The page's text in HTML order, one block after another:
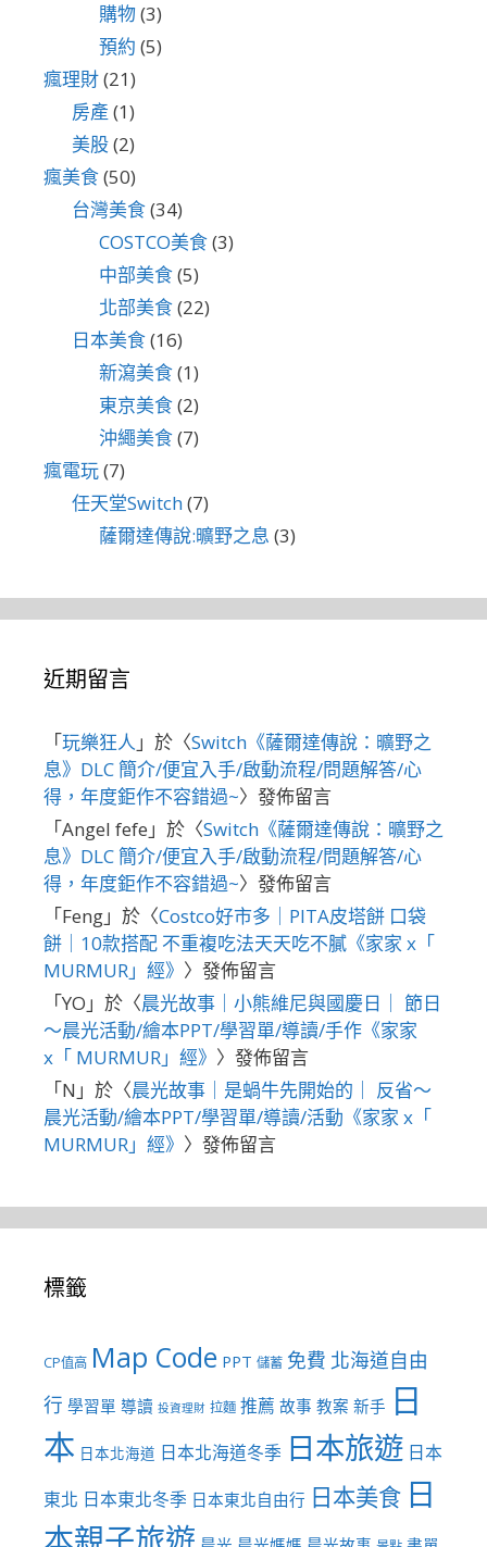
購物(3)
預約 (5)
瘋理財(21)
房產 (1)
美股(2)
瘋美食(50)
台灣美食(34)
COSTCO美食(3)
中部美食(5)
北部美食(22)
日本美食(16)
新瀉美食(1)
東京美食(2)
沖繩美食(7)
瘋電玩(7)
任天堂Switch(7)
薩爾達傳說:曠野之息 (3)
近期留言
「玩樂狂人 」於〈Switch《薩爾達傳說：曠野之
息》DLC 簡介/便宜入手/啟動流程/問題解答/心
得，年度鉅作不容錯過~〉發佈留言
「Angel fefe 」於〈Switch《薩爾達傳說：曠野之
息》DLC 簡介/便宜入手/啟動流程/問題解答/心
得，年度鉅作不容錯過~〉發佈留言
「Feng」於〈Costco好市多｜PITA皮塔餅 口袋
餅｜10款搭配 不重複吃法天天吃不膩《家家 x「
MURMUR」經》 〉發佈留言
「YO 」於〈晨光故事｜小熊維尼與國慶日｜ 節日
～晨光活動/繪本PPT/學習單/導讀/手作《家家
x「 MURMUR」經》 〉發佈留言
「N 」於〈晨光故事｜是蝸牛先開始的｜ 反省～
晨光活動/繪本PPT/學習單/導讀/活動《家家 x「
MURMUR」經》 〉發佈留言
標籤
CP值高 Map Code PPT 儲蓄 免費 北海道自由
行 學習單 導讀 投資理財 拉麵 推薦 故事 教案 新手 日
本 日本北海道 日本北海道冬季 日本旅遊 日本
東北 日本東北冬季 日本東北自由行 日本美食 日